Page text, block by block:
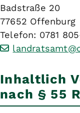
Badstraße 20
77652 Offenburg
Telefon: 0781
Inhaltlich
nach § 55